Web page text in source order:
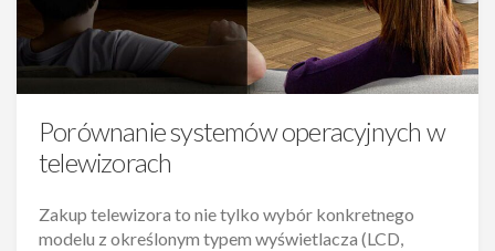
Porównanie systemów operacyjnych w
telewizorach
Zakup telewizora to nie tylko wybór konkretnego
modelu z określonym typem wyświetlacza (LCD,